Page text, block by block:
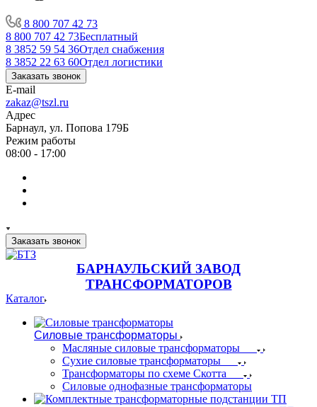
8 800 707 42 73
8 800 707 42 73Бесплатный
8 3852 59 54 36Отдел снабжения
8 3852 22 63 60Отдел логистики
Заказать звонок
E-mail
zakaz@tszl.ru
Адрес
Барнаул, ул. Попова 179Б
Режим работы
08:00 - 17:00
Заказать звонок
БАРНАУЛЬСКИЙ ЗАВОД
ТРАНСФОРМАТОРОВ
Каталог
Силовые трансформаторы
Масляные силовые трансформаторы
Сухие силовые трансформаторы
Трансформаторы по схеме Скотта
Силовые однофазные трансформаторы